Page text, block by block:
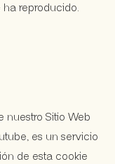
reproducido.
nuestro Sitio Web
es un servicio
de esta cookie